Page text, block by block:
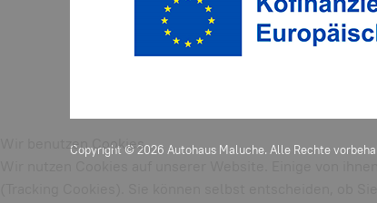
Copyright © 2026 Autohaus Maluche. Alle Rechte
Wir benutzen Cookies